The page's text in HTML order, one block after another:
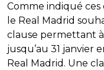
Comme indiqué ces
le Real Madrid
clause permettant
jusqu’au 31 janvier
Real Madrid. Une